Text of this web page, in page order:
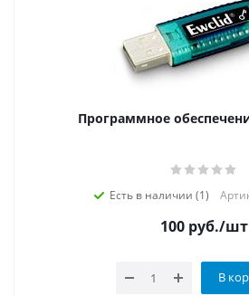
Программное
Есть в наличии (1)
100руб./шт
В